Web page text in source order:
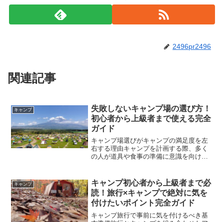
2496pr2496
関連記事
キャンプ
失敗しないキャンプ場の選び方！
初心者から上級者まで使える完全
ガイド
キャンプ場選びがキャンプの満足度を左
右する理由キャンプを計画する際、多く
の人が道具や食事の準備に意識を向けが
ギアを揃えても、環境が合わなければ快
適な時間を過ごすことはで...
キャンプ
キャンプ初心者から上級者まで必
読！旅行×キャンプで絶対に気を
付けたいポイント完全ガイド
キャンプ旅行で事前に気を付けるべき基